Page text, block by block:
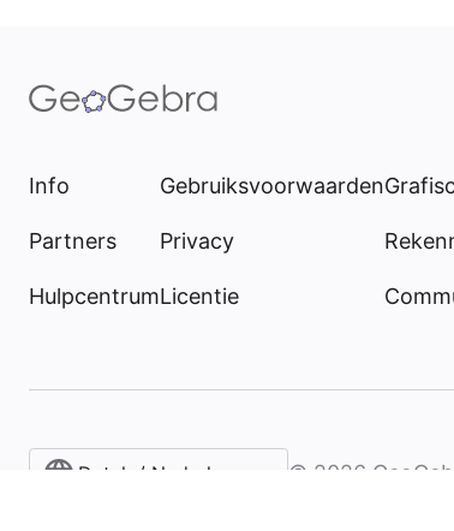
Info
Partners
Hulpcentrum
Gebruiksvoorwaarden
Privacy
Licentie
Dutch / Nederlands‎ (België)‎
© 2026